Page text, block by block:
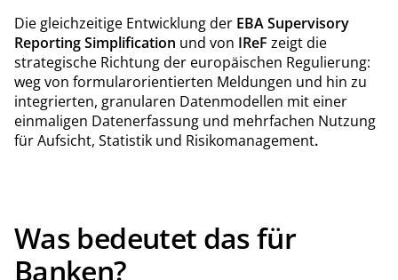
Die gleichzeitige Entwicklung der EBA Supervisory
Reporting Simplification und von IReF zeigt die
strategische Richtung der europäischen Regulierung:
weg von formularorientierten Meldungen und hin zu
integrierten, granularen Datenmodellen mit einer
einmaligen Datenerfassung und mehrfachen Nutzung
für Aufsicht, Statistik und Risikomanagement.
Was bedeutet das für
Banken?